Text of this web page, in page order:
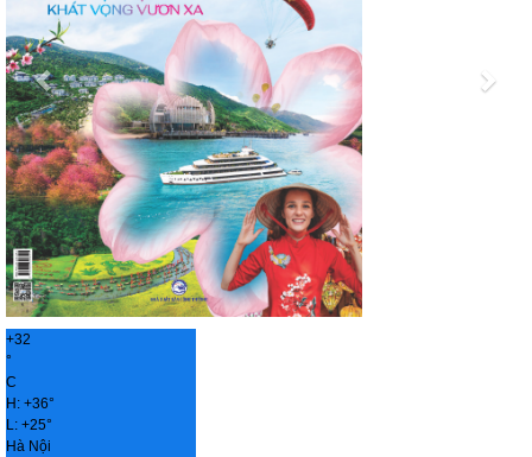
+32
°
C
H: +36°
L: +25°
Hà Nội